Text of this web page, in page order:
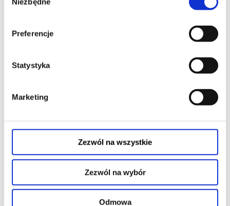
zgody
Preferencje
Statystyka
Marketing
Zezwól na wszystkie
Zezwól na wybór
Odmowa
NOSPR / FANSHIL / GAVRYLYUK /
BLASKI I CIENIE / S3
44. RAWA BLUES FESTIVAL
kup bilet
EXTERMINATOR
19.09.2026, Stęszew
kup bilet
WIELKA GALA OPEROWA:
CARMEN, LA TRAVIATA,
kup bilet